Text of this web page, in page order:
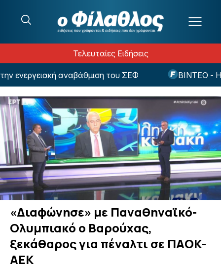
Τελευταίες Ειδήσεις
αναβάθμιση του ΣΕΦ ΒΙΝΤΕΟ -
«Διαφώνησε» με Παναθηναϊκό-
Ολυμπιακό ο Βαρούχας,
ξεκάθαρος για πέναλτι σε ΠΑΟΚ-
ΑΕΚ